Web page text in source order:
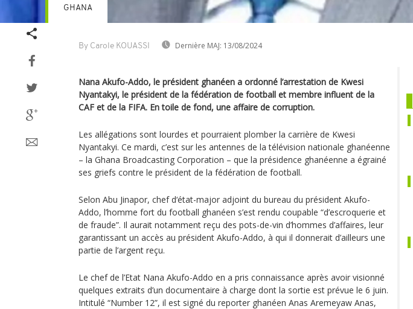
By Carole KOUASSI Dernière MAJ: 13/08/2024
GHANA
Nana Akufo-Addo, le président ghanéen a ordonné l’arrestation de Kwesi
Nyantakyi, le président de la fédération de football et membre influent de la
CAF et de la FIFA. En toile de fond, une affaire de corruption.
Les allégations sont lourdes et pourraient plomber la carrière de Kwesi
Nyantakyi. Ce mardi, c’est sur les antennes de la télévision nationale ghanéenne
– la Ghana Broadcasting Corporation – que la présidence ghanéenne a égrainé
ses griefs contre le président de la fédération de football.
Selon Abu Jinapor, chef d‘état-major adjoint du bureau du président Akufo-
Addo, l’homme fort du football ghanéen s’est rendu coupable “d’escroquerie et
de fraude”. Il aurait notamment reçu des pots-de-vin d’hommes d’affaires, leur
garantissant un accès au président Akufo-Addo, à qui il donnerait d’ailleurs une
partie de l’argent reçu.
Le chef de l’Etat Nana Akufo-Addo en a pris connaissance après avoir visionné
quelques extraits d’un documentaire à charge dont la sortie est prévue le 6 juin.
Intitulé “Number 12”, il est signé du reporter ghanéen Anas Aremeyaw Anas,